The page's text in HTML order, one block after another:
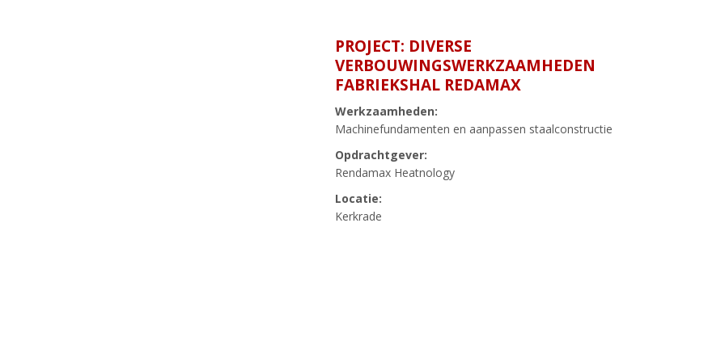
PROJECT: DIVERSE
VERBOUWINGSWERKZAAMHEDEN
FABRIEKSHAL REDAMAX
Werkzaamheden:
Machinefundamenten en aanpassen staalconstructie
Opdrachtgever:
Rendamax Heatnology
Locatie:
Kerkrade